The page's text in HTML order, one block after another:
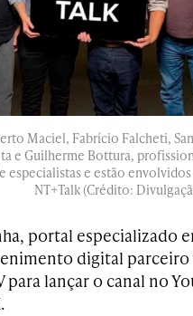
Maciel, Fabrício Falcheti,
e Guilherme Bottura,
especialistas e estão
NT+Talk (Crédito:
portal especializado
digital parceiro
para lançar o canal no